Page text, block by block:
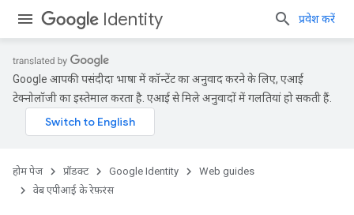
Identity प्रवेश करें
Google आपकी पसंदीदा भाषा में कॉन्टेंट का अनुवाद करने के लिए, एआई
टेक्नोलॉजी का इस्तेमाल करता है. एआई से मिले अनुवादों में गलतियां हो सकती हैं.
होम पेज प्रॉडक्ट Google Identity
Web guides
वेब एपीआई के रेफ़रंस